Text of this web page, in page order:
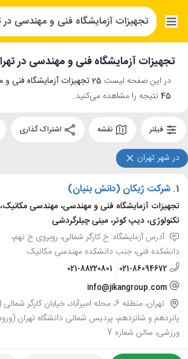
تجهیزات آزمایشگاه فنی و مهندسی در
در این صفحه لیست 25 تجهیزات آزمایشگاه فنی و مهندسی در تهران
45 نتیجه را مشاهده می‌کنید.
فیلتر نقشه
در شهر تهران
1. شرکت ژیکان (دانش بنیان)
تجهیزات آزمایشگاه فنی و مهندسی، مهندسی مکانیک،
تکنولوژی، دیپ کوتر، مینی چیلرگردشی
آدرس آزمایشگاه: خ کارگر شمالی، روبروی خ نهم،
دانشکده فنی، جنب دانشکده مهندسی مکانیک
021-86094672
021-88220801
info@jikangroup.com
تهران، منطقه 6، محله امیرآباد، خیابان کارگر
ورزشی، سالن شماره 7